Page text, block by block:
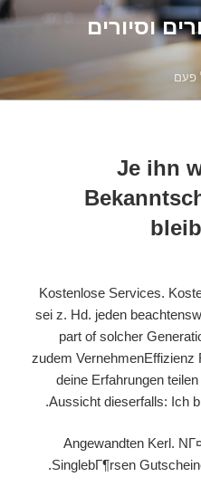
וסיורים
פעם
Je ihn
Kostenlose Services.
sei z. Hd. jeden
part of solcher
zudem VernehmenEffizienz
deine Erfahrungen
Aussicht dieserfalls: Ich
Angewandten Kerl.
SinglebГ¶rsen